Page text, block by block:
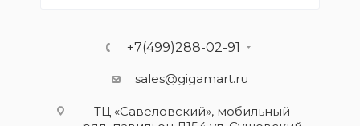
+7(499)288-02-91
sales@gigamart.ru
ТЦ «Савеловский», мобильный